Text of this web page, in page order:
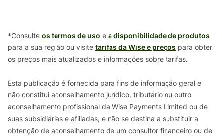
*Consulte os termos de uso e a disponibilidade de produtos
para a sua região ou visite tarifas da Wise e preços para obter
os preços mais atualizados e informações sobre tarifas.
Esta publicação é fornecida para fins de informação geral e
não constitui aconselhamento jurídico, tributário ou outro
aconselhamento profissional da Wise Payments Limited ou de
suas subsidiárias e afiliadas, e não se destina a substituir a
obtenção de aconselhamento de um consultor financeiro ou de